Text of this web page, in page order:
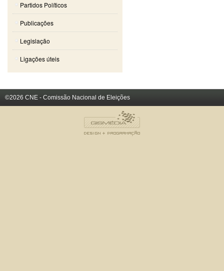
Partidos Políticos
Publicações
Legislação
Ligações úteis
©2026 CNE - Comissão Nacional de Eleições